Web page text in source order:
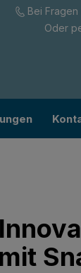
Bei
Oder